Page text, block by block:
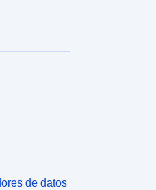
de datos